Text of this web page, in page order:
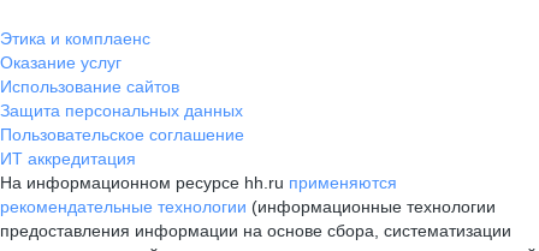
Этика и комплаенс
Оказание услуг
Использование сайтов
Защита персональных данных
Пользовательское соглашение
ИТ аккредитация
На информационном ресурсе hh.ru применяются
рекомендательные технологии (информационные технологии
предоставления информации на основе сбора, систематизации